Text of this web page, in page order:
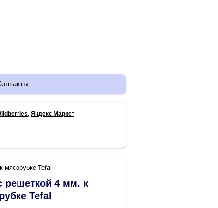
Яндекс Маркет
мясорубке Tefal
решеткой 4 мм. к
Tefal